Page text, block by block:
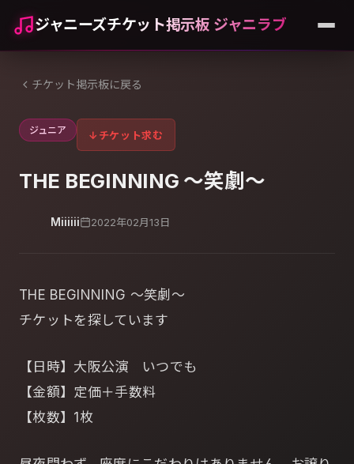
ジャニーズチケット掲示板 ジャニラブ
チケット掲示板に戻る
ジュニア ↓ チケット求む
THE BEGINNING 〜笑劇〜
Miiiiii 2022年02月13日
THE BEGINNING 〜笑劇〜
チケットを探しています
【日時】大阪公演 いつでも
【金額】定価＋手数料
【枚数】1枚